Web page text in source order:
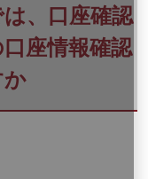
、口座確認
座情報確認